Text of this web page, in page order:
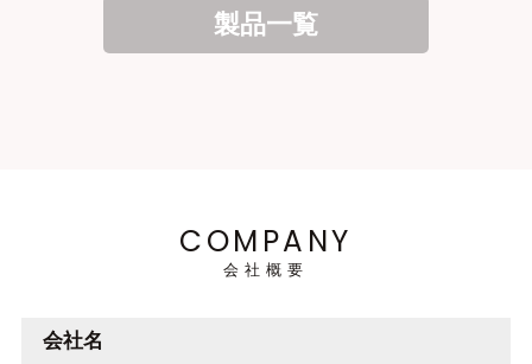
製品一覧
COMPANY
会社概要
会社名